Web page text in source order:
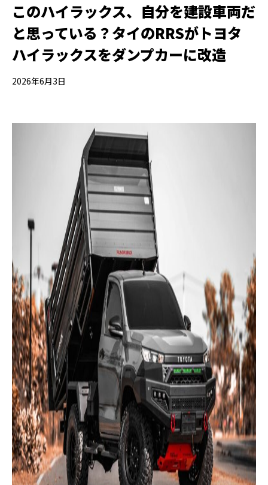
このハイラックス、自分を建設車両だ
と思っている？タイのRRSがトヨタ
ハイラックスをダンプカーに改造
2026年6月3日